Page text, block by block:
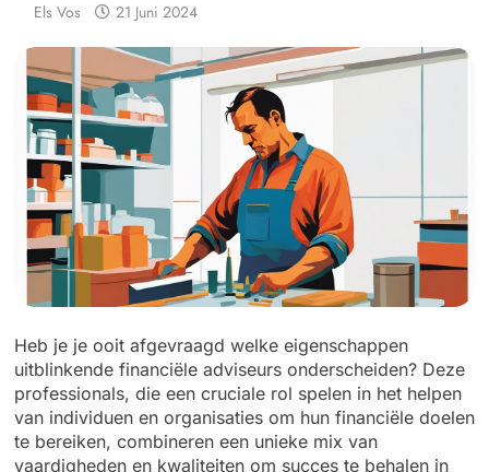
Els Vos 21 Juni 2024
Heb je je ooit afgevraagd welke eigenschappen
uitblinkende financiële adviseurs onderscheiden? Deze
professionals, die een cruciale rol spelen in het helpen
van individuen en organisaties om hun financiële doelen
te bereiken, combineren een unieke mix van
vaardigheden en kwaliteiten om succes te behalen in